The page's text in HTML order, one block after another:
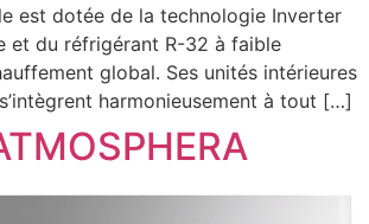
est dotée de la technologie Inverter
et du réfrigérant R-32 à faible
global. Ses unités intérieures
harmonieusement à tout […]